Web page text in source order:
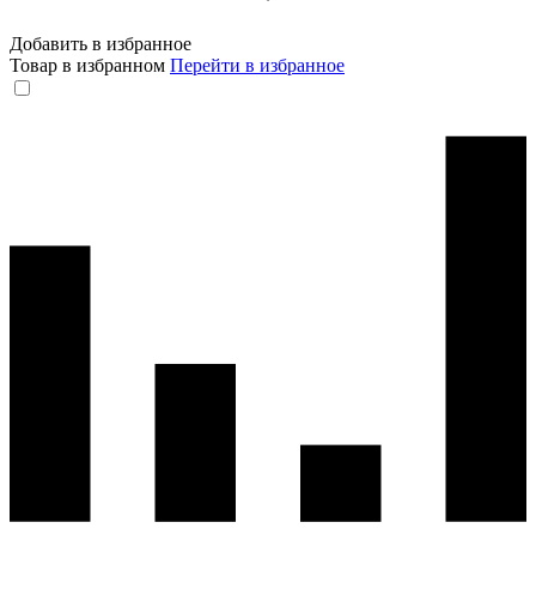
Добавить в избранное
Товар в избранном Перейти в избранное